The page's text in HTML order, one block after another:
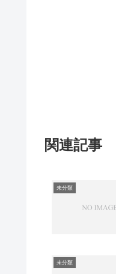
関連記事
未分類
未分類